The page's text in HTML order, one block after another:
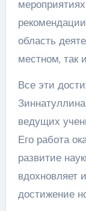
область
местном, так
Все эти
ведущих
Его работа
развитие
вдохновляет
достижение